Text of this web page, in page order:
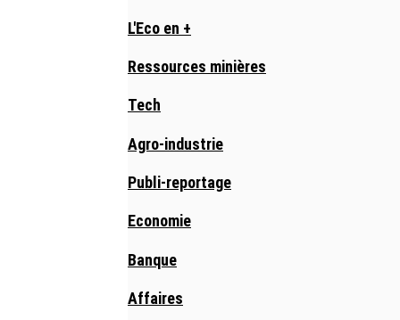
L'Eco en +
Ressources minières
Tech
Agro-industrie
Publi-reportage
Economie
Banque
Affaires